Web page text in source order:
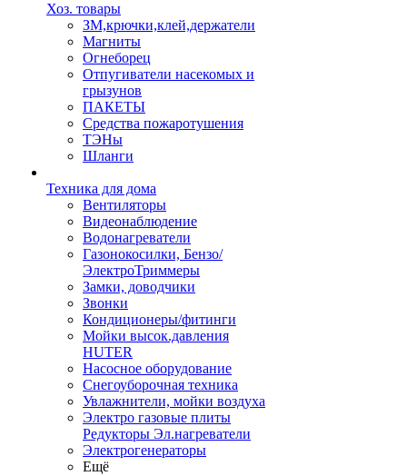
Хоз. товары
ЗМ,крючки,клей,держатели
Магниты
Огнеборец
Отпугиватели насекомых и
грызунов
ПАКЕТЫ
Средства пожаротушения
ТЭНы
Шланги
Техника для дома
Вентиляторы
Видеонаблюдение
Водонагреватели
Газонокосилки, Бензо/
ЭлектроТриммеры
Замки, доводчики
Звонки
Кондиционеры/фитинги
Мойки высок.давления
HUTER
Насосное оборудование
Снегоуборочная техника
Увлажнители, мойки воздуха
Электро газовые плиты
Редукторы Эл.нагреватели
Электрогенераторы
Ещё